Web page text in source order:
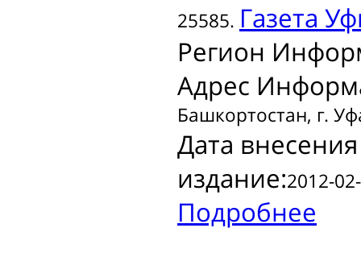
25585. Газета
Регион
Адрес
Башкортостан, г.
Дата
издание:2012-
Подробнее